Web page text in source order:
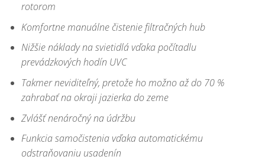
rotorom
Komfortne manuálne čistenie filtračných hub
Nižšie náklady na svietidlá vďaka počítadlu
prevádzkových hodín UVC
Takmer neviditeľný, pretože ho možno až do 70 %
zahrabať na okraji jazierka do zeme
Zvlášť nenáročný na údržbu
Funkcia samočistenia vďaka automatickému
odstraňovaniu usadenín